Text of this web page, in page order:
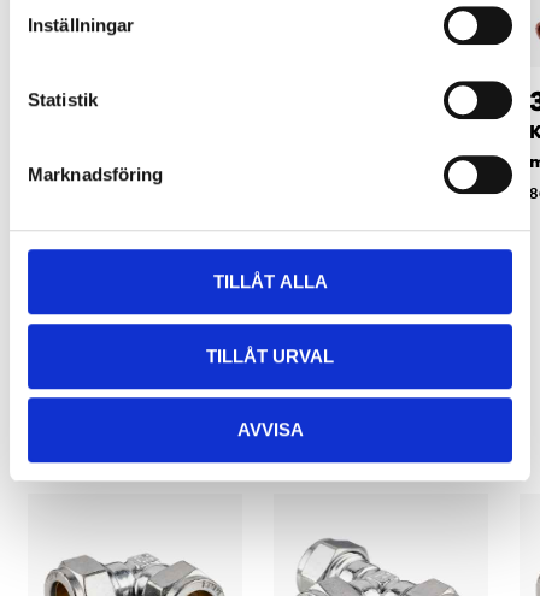
Inställningar
Statistik
Marknadsföring
TILLÅT ALLA
TILLÅT URVAL
AVVISA
4990
kopparrör, 22 mm, 5
st.
Relaterade produkter